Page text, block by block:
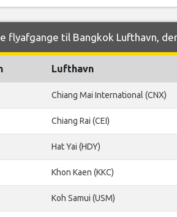
flyafgange til Bangkok Lufthavn,
Lufthavn
Chiang Mai International (CNX)
Chiang Rai (CEI)
Hat Yai (HDY)
Khon Kaen (KKC)
Koh Samui (USM)